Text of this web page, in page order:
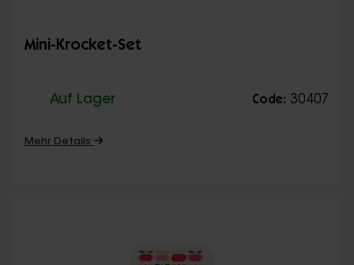
Mini-Krocket-Set
Auf Lager Code: 30407
Mehr Details